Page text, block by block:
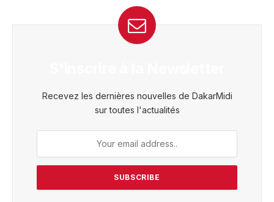
Recevez les dernières nouvelles de DakarMidi
sur toutes l'actualités